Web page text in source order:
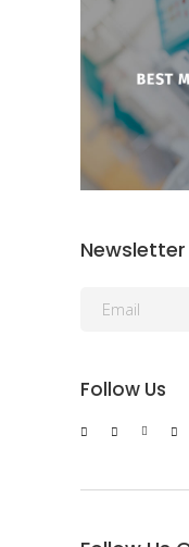
Newsletter
Follow Us